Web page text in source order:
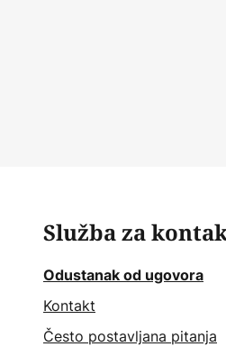
Služba za
Odustanak od ugovora
Kontakt
Često postavljana pitanja